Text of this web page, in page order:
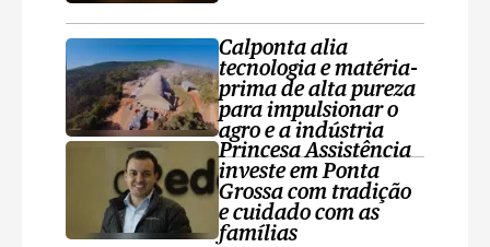
Calponta alia
tecnologia e matéria-
prima de alta pureza
para impulsionar o
agro e a indústria
Princesa Assistência
investe em Ponta
Grossa com tradição
e cuidado com as
famílias